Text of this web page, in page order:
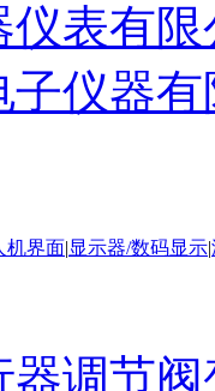
仪表有
子仪器
机界面|显示器/数码显示|
器调节